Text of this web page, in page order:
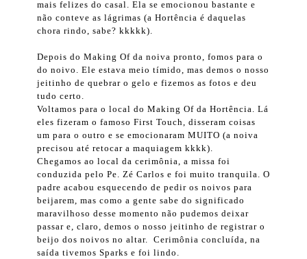
mais felizes do casal. Ela se emocionou bastante e
não conteve as lágrimas (a Hortência é daquelas
chora rindo, sabe? kkkkk).
Depois do Making Of da noiva pronto, fomos para o
do noivo. Ele estava meio tímido, mas demos o nosso
jeitinho de quebrar o gelo e fizemos as fotos e deu
tudo certo.
Voltamos para o local do Making Of da Hortência. Lá
eles fizeram o famoso First Touch, disseram coisas
um para o outro e se emocionaram MUITO (a noiva
precisou até retocar a maquiagem kkkk).
Chegamos ao local da cerimônia, a missa foi
conduzida pelo Pe. Zé Carlos e foi muito tranquila. O
padre acabou esquecendo de pedir os noivos para
beijarem, mas como a gente sabe do significado
maravilhoso desse momento não pudemos deixar
passar e, claro, demos o nosso jeitinho de registrar o
beijo dos noivos no altar. Cerimônia concluída, na
saída tivemos Sparks e foi lindo.